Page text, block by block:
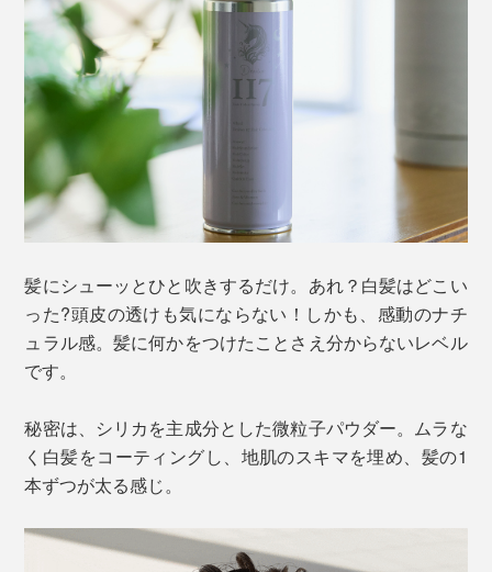
髪にシューッとひと吹きするだけ。あれ？白髪はどこい
った?頭皮の透けも気にならない！しかも、感動のナチ
ュラル感。髪に何かをつけたことさえ分からないレベル
です。
秘密は、シリカを主成分とした微粒子パウダー。ムラな
く白髪をコーティングし、地肌のスキマを埋め、髪の1
本ずつが太る感じ。